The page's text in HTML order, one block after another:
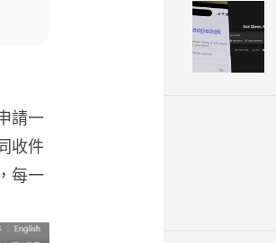
請一
收件
每一